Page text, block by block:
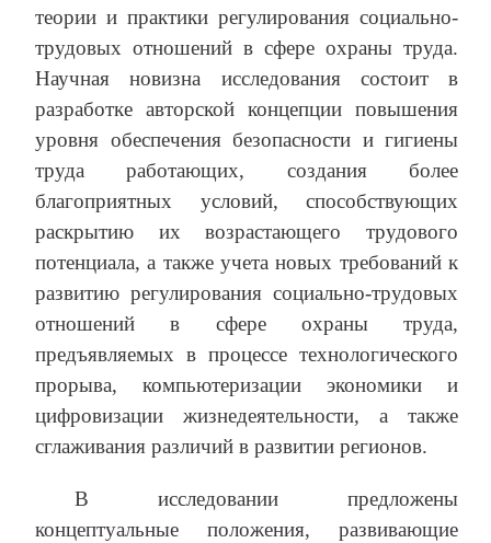
теории и практики регулирования социально-
трудовых отношений в сфере охраны труда.
Научная новизна исследования состоит в
разработке авторской концепции повышения
уровня обеспечения безопасности и гигиены
труда работающих, создания более
благоприятных условий, способствующих
раскрытию их возрастающего трудового
потенциала, а также учета новых требований к
развитию регулирования социально-трудовых
отношений в сфере охраны труда,
предъявляемых в процессе технологического
прорыва, компьютеризации экономики и
цифровизации жизнедеятельности, а также
сглаживания различий в развитии регионов.
В исследовании предложены
концептуальные положения, развивающие